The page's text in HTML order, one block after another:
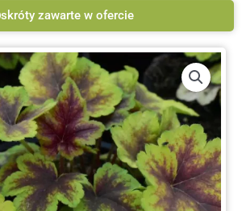
skróty zawarte w ofercie